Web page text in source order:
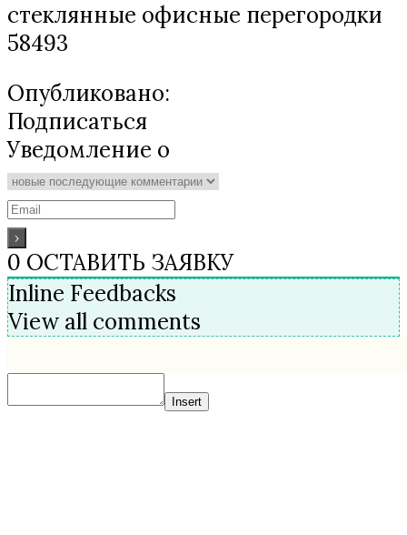
стеклянные офисные перегородки
58493
Опубликовано:
Подписаться
Уведомление о
0 ОСТАВИТЬ ЗАЯВКУ
Inline Feedbacks
View all comments
Insert